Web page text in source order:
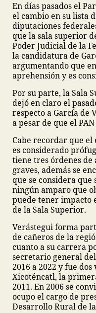
En días pasados el
el cambio en su lista
diputaciones
que la sala superior
Poder Judicial de la
la candidatura de
argumentando que
aprehensión y es
Por su parte, la Sala
dejó en claro el
respecto a García de
a pesar de que el
Cabe recordar que
es considerado
tiene tres órdenes
graves, además se
que se considera que
ningún amparo que
puede tener impacto
de la Sala Superior.
Verástegui forma
de cañeros de la
cuanto a su carrera
secretario general
2016 a 2022 y fue
Xicoténcatl, la
2011. En 2006 se
ocupo el cargo de
Desarrollo Rural de